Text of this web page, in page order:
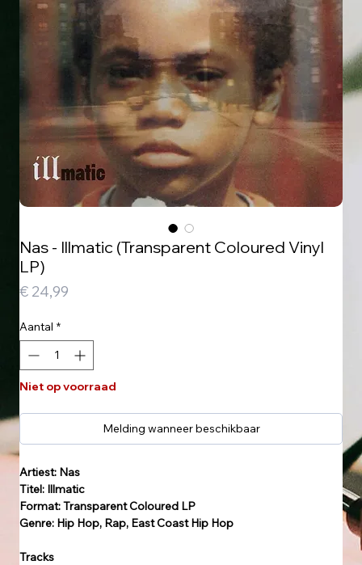
Nas - Illmatic (Transparent Coloured Vinyl
LP)
€ 24,99
Aantal *
Niet op voorraad
Melding wanneer beschikbaar
Artiest: Nas
Titel: Illmatic
Format: Transparent Coloured LP
Genre: Hip Hop, Rap, East Coast Hip Hop
Tracks